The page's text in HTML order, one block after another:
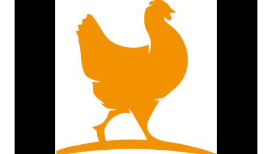
آب و غذای آن ها چک و تمیز شده و اطمینان حاصل کرد که کپک و
باقی مانده غذای فاسد در ظروف باقی نماند.